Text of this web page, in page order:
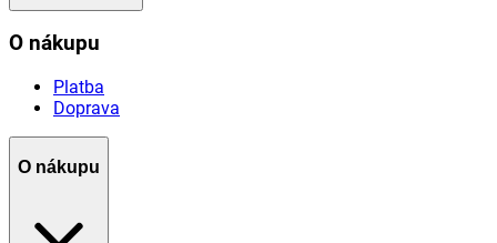
O nákupu
Platba
Doprava
O nákupu